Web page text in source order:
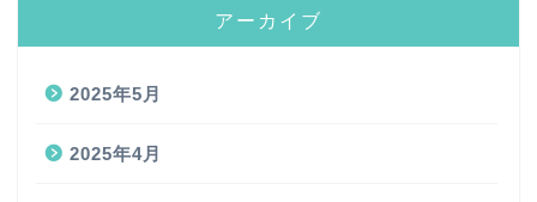
アーカイブ
2025年5月
2025年4月